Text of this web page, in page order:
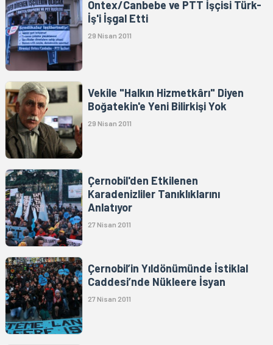
Ontex/Canbebe ve PTT İşçisi Türk-
İş'i İşgal Etti
29 Nisan 2011
Vekile "Halkın Hizmetkârı" Diyen
Boğatekin'e Yeni Bilirkişi Yok
29 Nisan 2011
Çernobil'den Etkilenen
Karadenizliler Tanıklıklarını
Anlatıyor
27 Nisan 2011
Çernobil’in Yıldönümünde İstiklal
Caddesi’nde Nükleere İsyan
27 Nisan 2011